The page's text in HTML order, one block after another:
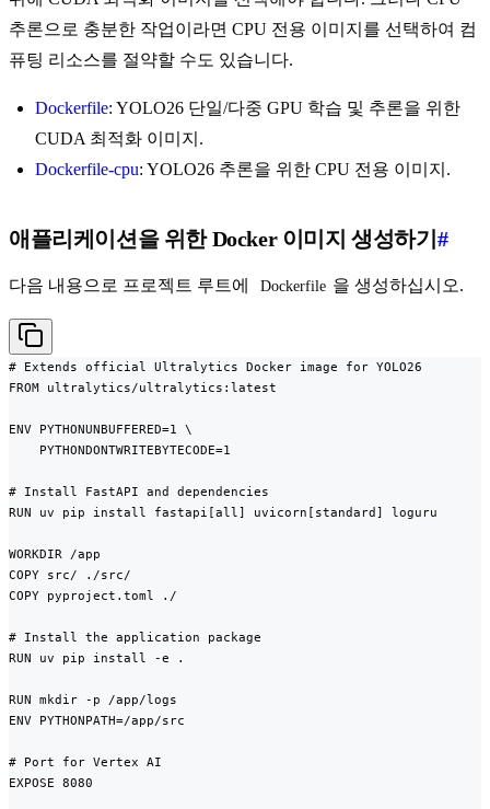
추론으로 충분한 작업이라면 CPU 전용 이미지를 선택하여 컴
퓨팅 리소스를 절약할 수도 있습니다.
Dockerfile: YOLO26 단일/다중 GPU 학습 및 추론을 위한
CUDA 최적화 이미지.
Dockerfile-cpu: YOLO26 추론을 위한 CPU 전용 이미지.
애플리케이션을 위한 Docker 이미지 생성하기 #
다음 내용으로 프로젝트 루트에 Dockerfile 을 생성하십시오.
# Extends official Ultralytics Docker image for YOLO26
FROM ultralytics/ultralytics:latest
ENV PYTHONUNBUFFERED=1 \
    PYTHONDONTWRITEBYTECODE=1
# Install FastAPI and dependencies
RUN uv pip install fastapi[all] uvicorn[standard] loguru
WORKDIR /app
COPY src/ ./src/
COPY pyproject.toml ./
# Install the application package
RUN uv pip install -e .
RUN mkdir -p /app/logs
ENV PYTHONPATH=/app/src
# Port for Vertex AI
EXPOSE 8080